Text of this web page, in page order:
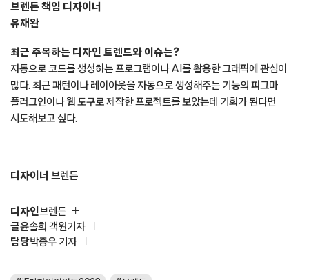
브렌든 책임 디자이너
유재완
최근 주목하는 디자인 트렌드와 이슈는?
자동으로 코드를 생성하는 프로그램이나 AI를 활용한 그래픽에 관심이
많다. 최근 패턴이나 레이아웃을 자동으로 생성해주는 기능의 피그마
플러그인이나 웹 도구로 제작한 프로젝트를 보았는데 기회가 된다면
시도해보고 싶다.
디자이너 브렌든
디자인브렌든
글윤솔희 객원기자
담당박종우 기자